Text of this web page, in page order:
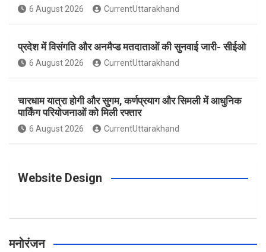
b
o
o
k
a
g
r
a
e
r
e
s
t
e
r
u
e
6 August 2026 CurrentUttarakhand
प्रदेश में विसंगति और अनमैप्ड मतदाताओं की सुनवाई जारी- सीईओ
6 August 2026 CurrentUttarakhand
चारधाम यात्रा होगी और सुगम, कर्णप्रयाग और सिमली में आधुनिक
पार्किंग परियोजनाओं को मिली रफ्तार
6 August 2026 CurrentUttarakhand
Website Design
मनोरंजन